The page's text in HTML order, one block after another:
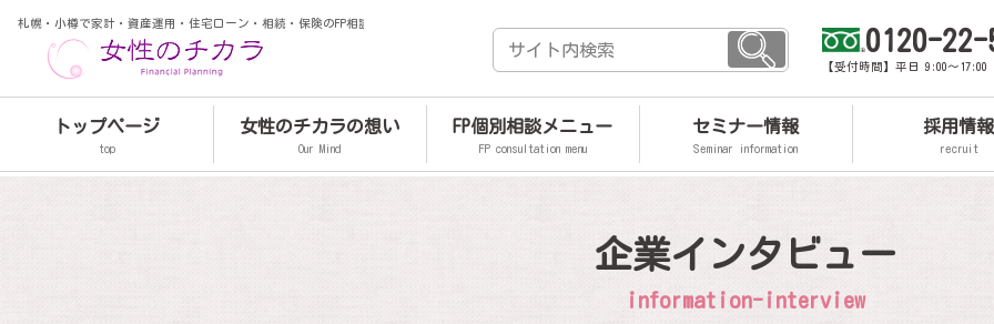
札幌・小樽で家計・資産運用・住宅ローン・相続・保険のFP相談
0120-22-
【受付時間】平日 9:00～17:00
トップページ
top
女性のチカラの想い
Our Mind
FP個別相談メニュー
FP consultation menu
セミナー情報
Seminar information
採用情報
recruit
企業インタビュー
information-interview